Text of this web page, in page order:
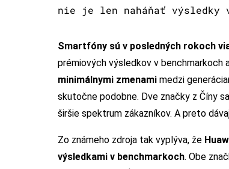
nie je len naháňať výsledky v
Smartfóny sú v posledných rokoch
prémiových výsledkov v benchmarkoch
minimálnymi zmenami medzi
skutočne podobne. Dve značky z Číny
širšie spektrum zákazníkov. A preto
Zo známeho zdroja tak vyplýva, že
výsledkami v benchmarkoch. Obe